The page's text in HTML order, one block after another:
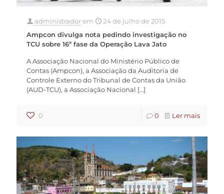
administradorem
24 de julho de 2015
Ampcon divulga nota pedindo investigação no
TCU sobre 16ª fase da Operação Lava Jato
A Associação Nacional do Ministério Público de
Contas (Ampcon), a Associação da Auditoria de
Controle Externo do Tribunal de Contas da União
(AUD-TCU), a Associação Nacional […]
0 0 Ler mais